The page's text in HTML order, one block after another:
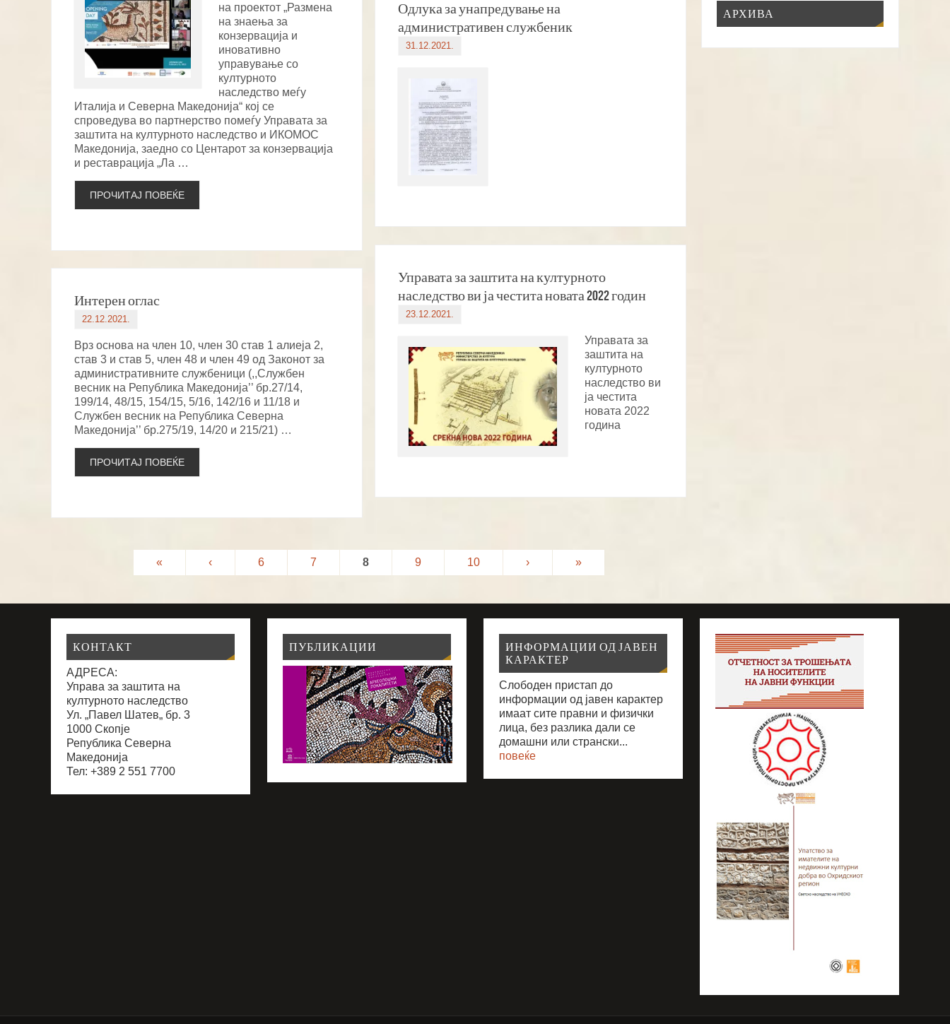
на проектот „Размена
на знаења за
конзервација и
иновативно
управување со
културното
наследство меѓу
Италија и Северна Македонија“ кој се
спроведува во партнерство помеѓу Управата за
заштита на културното наследство и ИКОМОС
Македонија, заедно со Центарот за конзервација
и реставрација „Ла …
ПРОЧИТАЈ ПОВЕЌЕ
Одлука за унапредување на
административен службеник
31.12.2021.
Управата за заштита на културното
наследство ви ја честита новата 2022 годин
23.12.2021.
Управата за
заштита на
културното
наследство ви
ја честита
новата 2022
година
Интерен оглас
22.12.2021.
Врз основа на член 10, член 30 став 1 алиеја 2,
став 3 и став 5, член 48 и член 49 од Законот за
административните службеници (,,Службен
весник на Република Македонија’’ бр.27/14,
199/14, 48/15, 154/15, 5/16, 142/16 и 11/18 и
Службен весник на Република Северна
Македонија’’ бр.275/19, 14/20 и 215/21) …
ПРОЧИТАЈ ПОВЕЌЕ
« ‹ 6 7 8 9 10 › »
АРХИВА
КОНТАКТ
АДРЕСА:
Управа за заштита на
културното наследство
Ул. „Павел Шатев„ бр. 3
1000 Скопје
Република Северна
Македонија
Тел: +389 2 551 7700
ПУБЛИКАЦИИ
ИНФОРМАЦИИ ОД ЈАВЕН
КАРАКТЕР
Слободен пристап до
информации од јавен карактер
имаат сите правни и физички
лица, без разлика дали се
домашни или странски...
повеќе